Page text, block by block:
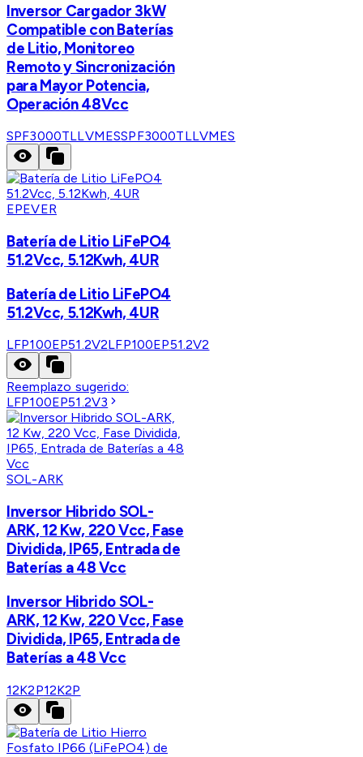
Inversor Cargador 3kW
Compatible con Baterías
de Litio, Monitoreo
Remoto y Sincronización
para Mayor Potencia,
Operación 48Vcc
SPF3000TLLVMESSPF3000TLLVMES
EPEVER
Batería de Litio LiFePO4
51.2Vcc, 5.12Kwh, 4UR
Batería de Litio LiFePO4
51.2Vcc, 5.12Kwh, 4UR
LFP100EP51.2V2LFP100EP51.2V2
Reemplazo sugerido:
LFP100EP51.2V3
SOL-ARK
Inversor Hibrido SOL-
ARK, 12 Kw, 220 Vcc, Fase
Dividida, IP65, Entrada de
Baterías a 48 Vcc
Inversor Hibrido SOL-
ARK, 12 Kw, 220 Vcc, Fase
Dividida, IP65, Entrada de
Baterías a 48 Vcc
12K2P12K2P